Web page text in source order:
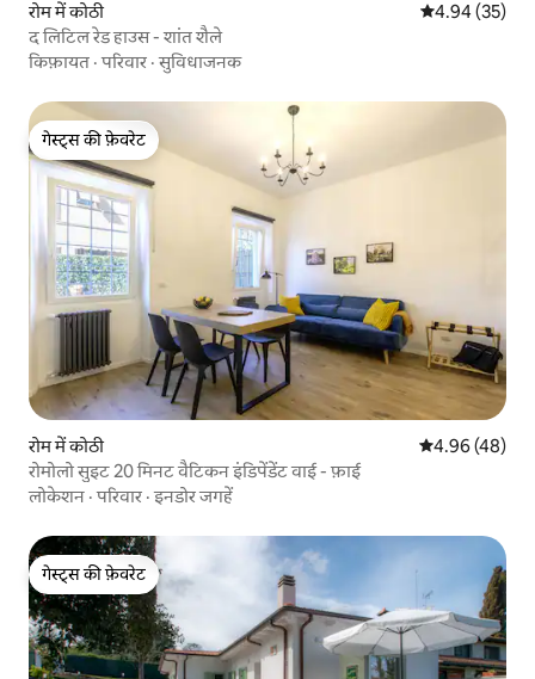
रोम में कोठी औसत रेटिंग 5 में
4.94 (35)
द लिटिल रेड हाउस - शांत शैले
किफ़ायत ·परिवार ·सुविधाजनक
गेस्ट्स की फ़ेवरेट
गेस्ट्स की फ़ेवरेट
रोम में कोठी औसत रेटिंग 5 में
4.96 (48)
रोमोलो सुइट 20 मिनट वैटिकन इंडिपेंडेंट वाई - फ़ाई
लोकेशन ·परिवार ·इनडोर जगहें
गेस्ट्स की फ़ेवरेट
गेस्ट्स की फ़ेवरेट